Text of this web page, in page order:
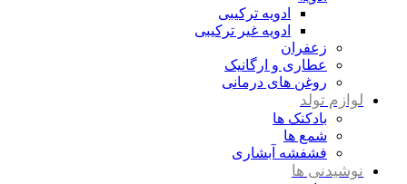
ادویه ترکیبی
ادویه غیر ترکیبی
زعفران
عطاری و ارگانیک
روغن های درمانی
لوازم تولد
بادکنک ها
شمع ها
فشفشه آبشاری
نوشیدنی ها